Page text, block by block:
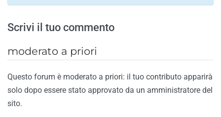
Scrivi il tuo commento
moderato a priori
Questo forum è moderato a priori: il tuo contributo apparirà
solo dopo essere stato approvato da un amministratore del
sito.